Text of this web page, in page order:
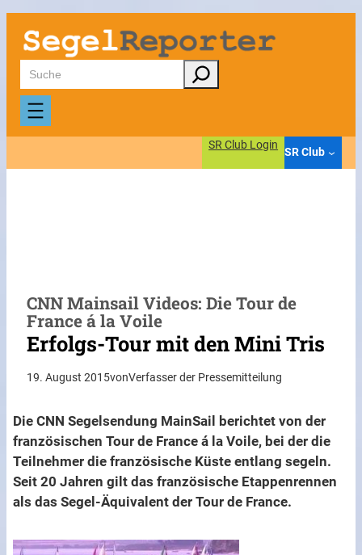
Zum
Inhalt
springen
Suchen
SR Club Login
SR Club
CNN Mainsail Videos: Die Tour de
France á la Voile
Erfolgs-Tour mit den Mini Tris
19. August 2015vonVerfasser der Pressemitteilung
Die CNN Segelsendung MainSail berichtet von der
französischen Tour de France á la Voile, bei der die
Teilnehmer die französische Küste entlang segeln.
Seit 20 Jahren gilt das französische Etappenrennen
als das Segel-Äquivalent der Tour de France.